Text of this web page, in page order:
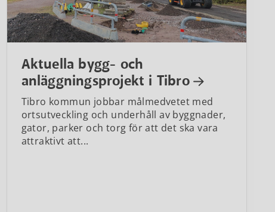
Aktuella bygg- och
anläggningsprojekt i Tibro
Tibro kommun jobbar målmedvetet med
ortsutveckling och underhåll av byggnader,
gator, parker och torg för att det ska vara
attraktivt att...